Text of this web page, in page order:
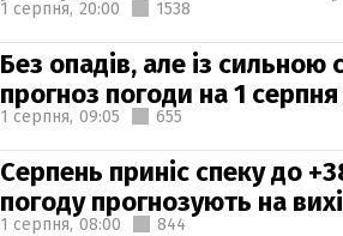
1 серпня, 20:00 1538
Без опадів, але із сильною
прогноз погоди на 1 серпня
1 серпня, 09:05 655
Серпень приніс спеку до
погоду прогнозують на
1 серпня, 08:00 844